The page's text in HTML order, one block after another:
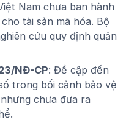
Nam chưa ban hành
tài sản mã hóa. Bộ
cứu quy định quản
NĐ-CP: Đề cập đến
trong bối cảnh bảo vệ
chưa đưa ra